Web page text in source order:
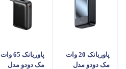
پاوربانک 20 وات
مک دودو مدل
پاوربانک 65 وات
مک دودو مدل